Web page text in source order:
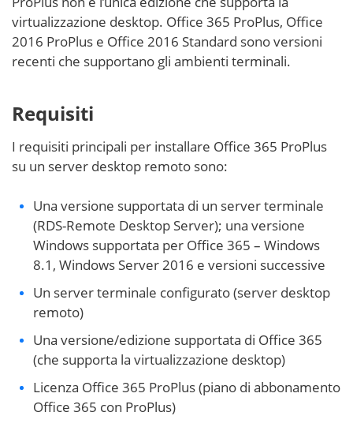
virtualizzazione desktop. Office 365 ProPlus, Office
2016 ProPlus e Office 2016 Standard sono versioni
recenti che supportano gli ambienti terminali.
Requisiti
I requisiti principali per installare Office 365 ProPlus
su un server desktop remoto sono:
Una versione supportata di un server terminale
(RDS-Remote Desktop Server); una versione
Windows supportata per Office 365 – Windows
8.1, Windows Server 2016 e versioni successive
Un server terminale configurato (server desktop
remoto)
Una versione/edizione supportata di Office 365
(che supporta la virtualizzazione desktop)
Licenza Office 365 ProPlus (piano di abbonamento
Office 365 con ProPlus)